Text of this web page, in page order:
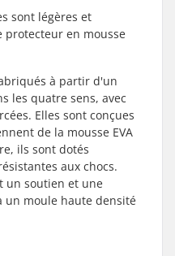
sont légères et
en mousse
à partir d'un
les quatre sens, avec
Elles sont conçues
de la mousse EVA
ils sont dotés
aux chocs.
un soutien et une
un moule haute densité